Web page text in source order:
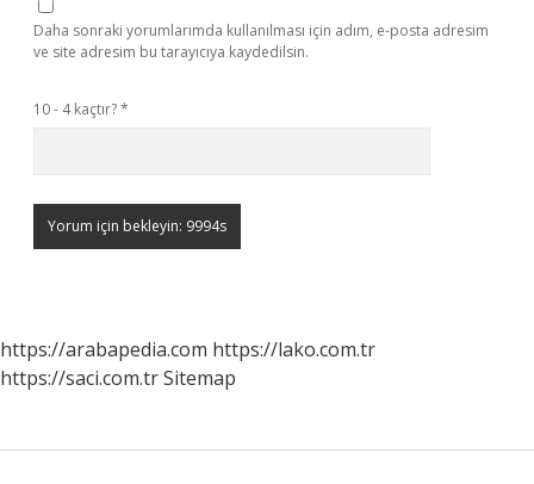
Daha sonraki yorumlarımda kullanılması için adım, e-posta adresim
ve site adresim bu tarayıcıya kaydedilsin.
10 - 4 kaçtır?*
https://arabapedia.com https://lako.com.tr
https://saci.com.trSitemap